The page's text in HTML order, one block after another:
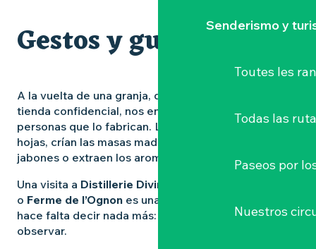
Senderismo y
Toutes les
Todas las
Paseos por
Nuestros
Gestos y gustos
A la vuelta de una granja, de un mercado o de una
tienda confidencial, nos encontramos con las
personas que lo fabrican. Los que infusionan las
hojas, crían las masas madre, dan forma a los
jabones o extraen los aromas.
Una visita a Distillerie Divine
o Ferme de l’Ognon es una auténtica inmersión. No
hace falta decir nada más: basta con probar, oler y
observar.